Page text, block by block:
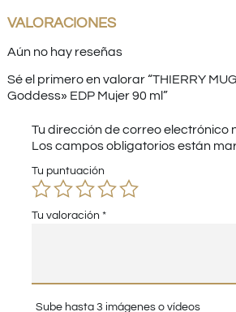
VALORACIONES
Aún no hay reseñas
Sé el primero en valorar “THIERRY
Goddess» EDP Mujer 90 ml”
Tu dirección de correo electrónico
Los campos obligatorios están
Tu puntuación
Tu valoración *
Sube hasta 3 imágenes o vídeos